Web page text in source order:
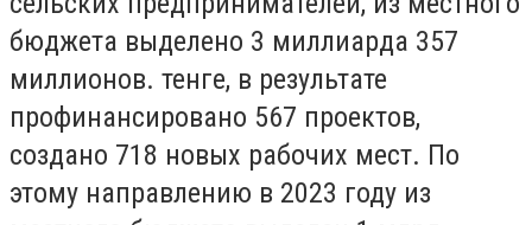
бюджета выделено 3 миллиарда 357
миллионов. тенге, в результате
профинансировано 567 проектов,
создано 718 новых рабочих мест. По
этому направлению в 2023 году из